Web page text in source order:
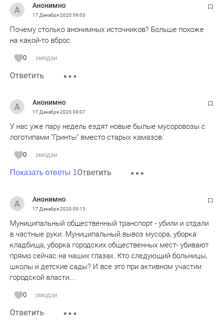
Анонимно
17 Декабря 2020 09:03
Почему столько анонимных источников? Больше похоже
на какой-то вброс
0 эмодзи
Ответить
Анонимно
17 Декабря 2020 09:07
У нас уже пару недель ездят новые былые мусоровозы с
логотипами "Гринты" вместо старых камазов.
0 эмодзи
Показать ответы 1Ответить
Анонимно
17 Декабря 2020 09:13
Муниципальный общественный транспорт - убили и отдали
в частные руки. Муниципальный вывоз мусора, уборка
кладбища, уборка городских общественных мест- убивают
прямо сейчас на наших глазах. Кто следующий больницы,
школы и детские сады? И все это при активном участии
городской власти...
0 эмодзи
Ответить